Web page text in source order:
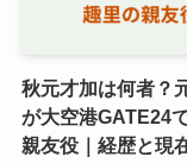
秋元才加は何者？
が大空港GATE24
親友役｜経歴と現